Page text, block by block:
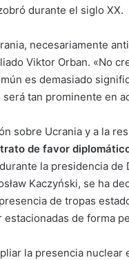
durante el siglo XX.
necesariamente
Viktor Orban. «No
es demasiado
tan prominente en
sobre Ucrania y a la
de favor
la presidencia
Kaczyński, se ha
de tropas
de forma
la presencia nuclear